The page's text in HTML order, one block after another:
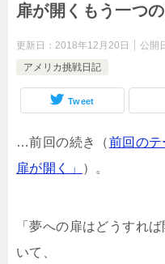
扉が開くもう一つ
更新日： 2018年12月20日 公開
アメリカ挑戦日記
Tweet
…前回の続き（前回の
扉が開く」
）。
「夢への扉はどうすれ
いて、